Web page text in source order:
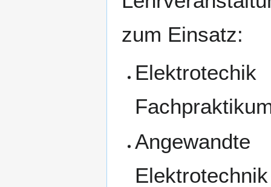
zum Einsatz:
Elektrotechik
Angewandte
Elektrotechnik